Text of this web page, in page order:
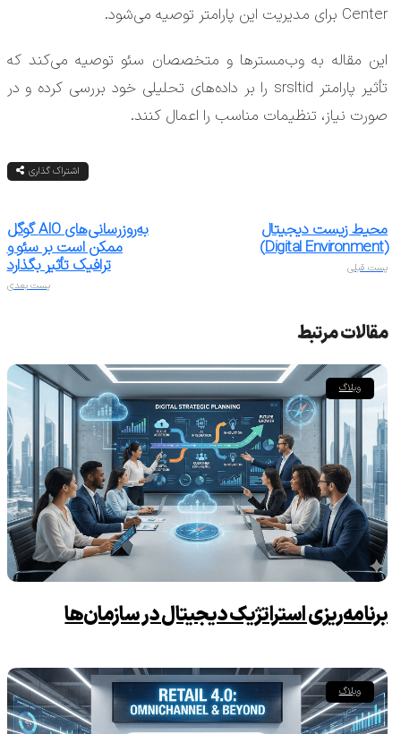
Center برای مدیریت این پارامتر توصیه می‌شود.
این مقاله به وب‌مسترها و متخصصان سئو توصیه می‌کند که
تأثیر پارامتر srsltid را بر داده‌های تحلیلی خود بررسی کرده و در
صورت نیاز، تنظیمات مناسب را اعمال کنند.​​
اشتراک گذاری
به‌روزرسانی‌های AIO گوگل
ممکن است بر سئو و
ترافیک تأثیر بگذارد
پست بعدی
محیط زیست دیجیتال
پست قبلی
مقالات مرتبط
وبلاگ
برنامه‌ریزی استراتژیک دیجیتال در سازمان‌ها
وبلاگ